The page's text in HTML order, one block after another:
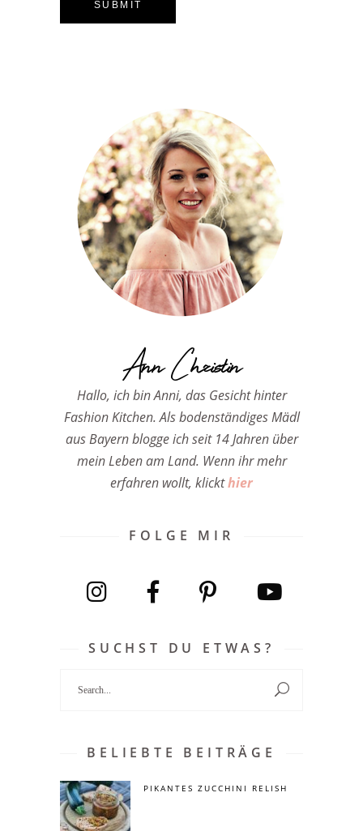
Ann Christin
Hallo, ich bin Anni, das Gesicht hinter
Fashion Kitchen. Als bodenständiges Mädl
aus Bayern blogge ich seit 14 Jahren über
mein Leben am Land. Wenn ihr mehr
erfahren wollt, klickthier
FOLGE MIR
SUCHST DU ETWAS?
BELIEBTE BEITRÄGE
PIKANTES ZUCCHINI RELISH